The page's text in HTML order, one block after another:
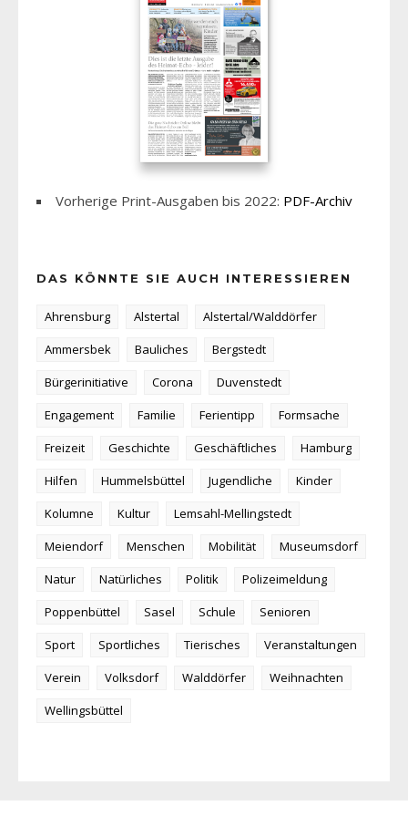
Vorherige Print-Ausgaben bis 2022: PDF-Archiv
DAS KÖNNTE SIE AUCH INTERESSIEREN
Ahrensburg Alstertal
Alstertal/Walddörfer
Ammersbek
Bauliches
Bergstedt
Bürgerinitiative
Corona
Duvenstedt
Engagement
Familie Ferientipp
Formsache
Freizeit
Geschichte Geschäftliches
Hamburg
Hilfen
Hummelsbüttel Jugendliche
Kinder
Kolumne
Kultur
Lemsahl-Mellingstedt
Meiendorf
Menschen Mobilität
Museumsdorf
Natur
Natürliches Politik
Polizeimeldung
Poppenbüttel
Sasel Schule
Senioren
Sport
Sportliches Tierisches
Veranstaltungen
Verein
Volksdorf Walddörfer
Weihnachten
Wellingsbüttel